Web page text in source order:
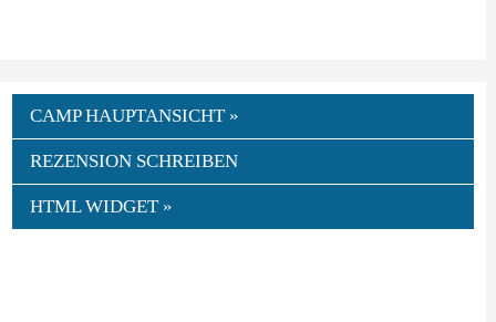
CAMP HAUPTANSICHT »
REZENSION SCHREIBEN
HTML WIDGET »